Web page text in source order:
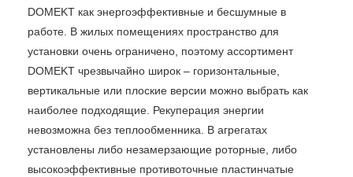
DOMEKT как энергоэффективные и бесшумные в
работе. В жилых помещениях пространство для
установки очень ограничено, поэтому ассортимент
DOMEKT чрезвычайно широк – горизонтальные,
вертикальные или плоские версии можно выбрать как
наиболее подходящие. Рекуперация энергии
невозможна без теплообменника. В агрегатах
установлены либо незамерзающие роторные, либо
высокоэффективные противоточные пластинчатые